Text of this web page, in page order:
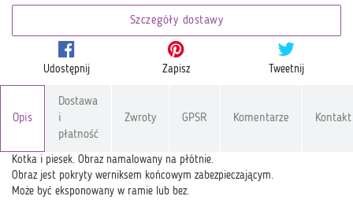
Szczegóły dostawy
Udostępnij Zapisz Tweetnij
Opis
Dostawa
i
płatność
Zwroty GPSR Komentarze Kontakt
Kotka i piesek. Obraz namalowany na płótnie.
Obraz jest pokryty werniksem końcowym zabezpieczającym.
Może być eksponowany w ramie lub bez.